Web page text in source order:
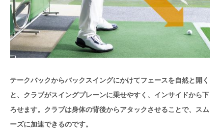
テークバックからバックスイングにかけてフェースを自然と開く
と、クラブがスイングプレーンに乗せやすく、インサイドから下
ろせます。クラブは身体の背後からアタックさせることで、スム
ーズに加速できるのです。